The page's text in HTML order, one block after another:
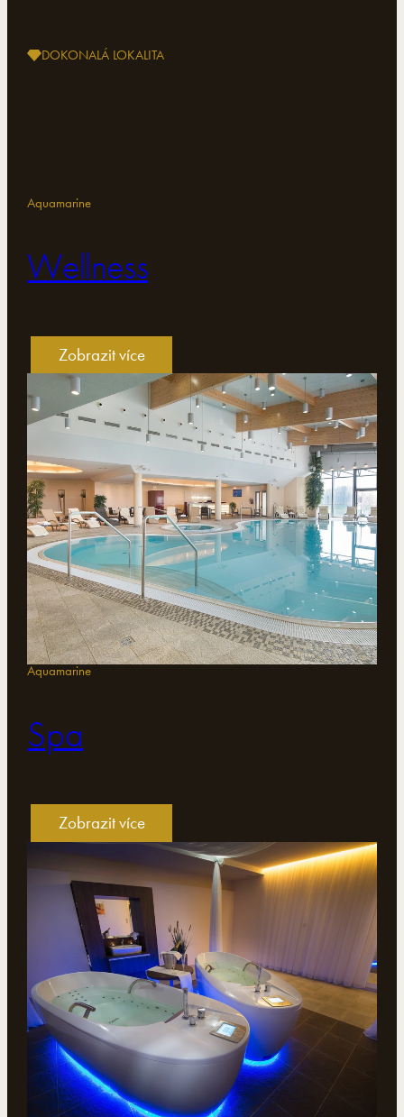
DOKONALÁ LOKALITA
Aquamarine
Wellness
Zobrazit více
Aquamarine
Spa
Zobrazit více